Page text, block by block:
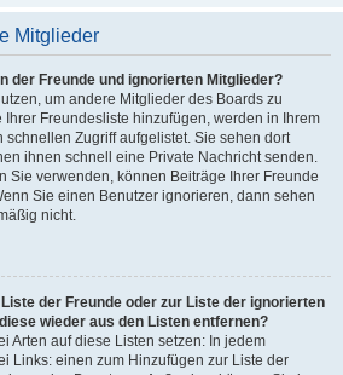
Mitglieder
der Freunde und ignorierten Mitglieder?
um andere Mitglieder des Boards zu
Freundesliste hinzufügen, werden in Ihrem
Zugriff aufgelistet. Sie sehen dort
ihnen schnell eine Private Nachricht senden.
Sie verwenden, können Beiträge Ihrer Freunde
Sie einen Benutzer ignorieren, dann sehen
nicht.
der Freunde oder zur Liste der ignorierten
wieder aus den Listen entfernen?
Arten auf diese Listen setzen: In jedem
Links: einen zum Hinzufügen zur Liste der